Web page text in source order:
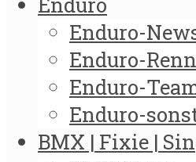
Enduro-
Enduro-
Enduro-
Enduro-
BMX | Fixie |